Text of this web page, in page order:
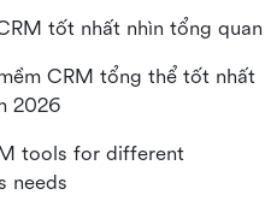
tốt nhất nhìn tổng quan
CRM tổng thể tốt nhất
2026
tools for different
needs